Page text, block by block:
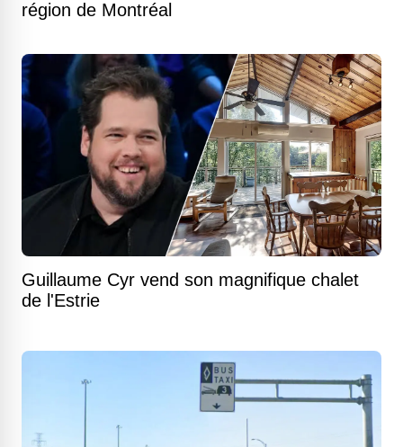
région de Montréal
Guillaume Cyr vend son magnifique chalet
de l'Estrie